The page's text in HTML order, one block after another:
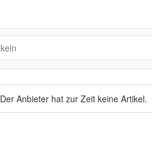
Der Anbieter hat zur Zeit keine Artikel.